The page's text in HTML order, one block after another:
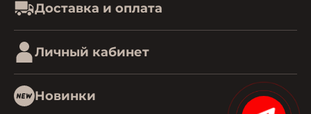
Доставка и оплата
Личный кабинет
Новинки